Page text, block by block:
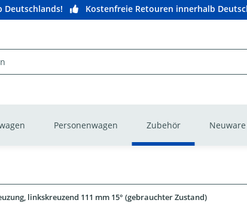
Deutschlands! Kostenfreie Retouren innerhalb
Personenwagen Zubehör Neuware
linkskreuzend 111 mm 15° (gebrauchter Zustand)